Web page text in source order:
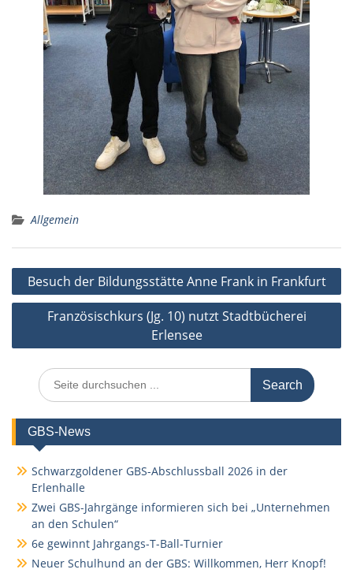
Allgemein
Beitragsnavigation
Besuch der Bildungsstätte Anne Frank in Frankfurt
Französischkurs (Jg. 10) nutzt Stadtbücherei
Erlensee
Search
for:
GBS-News
Schwarzgoldener GBS-Abschlussball 2026 in der
Erlenhalle
Zwei GBS-Jahrgänge informieren sich bei „Unternehmen
an den Schulen“
6e gewinnt Jahrgangs-T-Ball-Turnier
Neuer Schulhund an der GBS: Willkommen, Herr Knopf!